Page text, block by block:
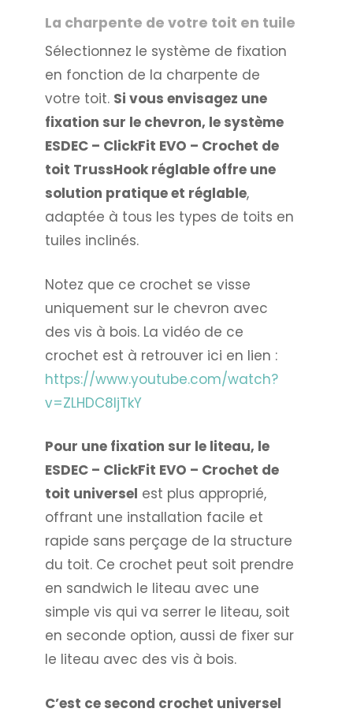
La charpente de votre toit en tuile
Sélectionnez le système de fixation
en fonction de la charpente de
votre toit. Si vous envisagez une
fixation sur le chevron, le système
ESDEC – ClickFit EVO – Crochet de
toit TrussHook réglable offre une
solution pratique et réglable,
adaptée à tous les types de toits en
tuiles inclinés.
Notez que ce crochet se visse
uniquement sur le chevron avec
des vis à bois. La vidéo de ce
crochet est à retrouver ici en lien :
https://www.youtube.com/watch?
v=ZLHDC8IjTkY
Pour une fixation sur le liteau, le
ESDEC – ClickFit EVO – Crochet de
toit universel est plus approprié,
offrant une installation facile et
rapide sans perçage de la structure
du toit. Ce crochet peut soit prendre
en sandwich le liteau avec une
simple vis qui va serrer le liteau, soit
en seconde option, aussi de fixer sur
le liteau avec des vis à bois.
C’est ce second crochet universel